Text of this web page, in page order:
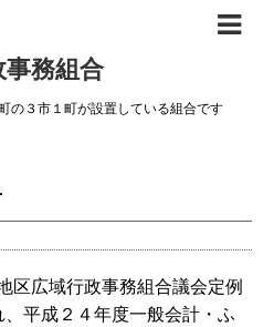
事務組合
の３市１町が設置している組合です
区広域行政事務組合議会定例
平成２４年度一般会計・ふ